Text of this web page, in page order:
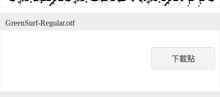
下載點
GreenSurf-Regular.otf